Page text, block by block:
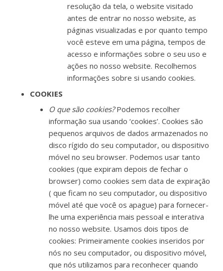
resolução da tela, o website visitado
antes de entrar no nosso website, as
páginas visualizadas e por quanto tempo
você esteve em uma página, tempos de
acesso e informações sobre o seu uso e
ações no nosso website. Recolhemos
informações sobre si usando cookies.
COOKIES
O que são cookies?Podemos recolher
informação sua usando ‘cookies’. Cookies são
pequenos arquivos de dados armazenados no
disco rígido do seu computador, ou dispositivo
móvel no seu browser. Podemos usar tanto
cookies (que expiram depois de fechar o
browser) como cookies sem data de expiração
( que ficam no seu computador, ou dispositivo
móvel até que você os apague) para fornecer-
lhe uma experiência mais pessoal e interativa
no nosso website. Usamos dois tipos de
cookies: Primeiramente cookies inseridos por
nós no seu computador, ou dispositivo móvel,
que nós utilizamos para reconhecer quando